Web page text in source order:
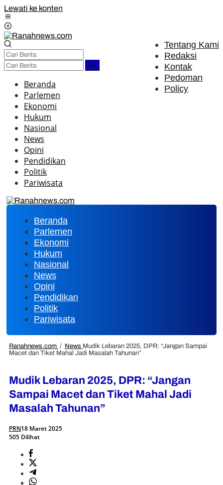
Lewati ke konten
Tentang Kami
Redaksi
Kontak
Pedoman
Policy
Beranda
Parlemen
Ekonomi
Hukum
Nasional
News
Opini
Pendidikan
Politik
Pariwisata
Beranda
Parlemen
Ekonomi
Hukum
Nasional
News
Opini
Pendidikan
Politik
Pariwisata
Ranahnews.com / News Mudik Lebaran 2025, DPR: “Jangan Sampai
Macet dan Tiket Mahal Jadi Masalah Tahunan”
Mudik Lebaran 2025, DPR: “Jangan
Sampai Macet dan Tiket Mahal Jadi
Masalah Tahunan”
PRN18 Maret 2025
505 Dilihat